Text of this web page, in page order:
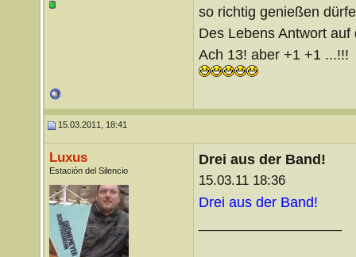
so richtig genießen
Des Lebens Antwort
Ach 13! aber +1 +1 ...!!!
15.03.2011, 18:41
Luxus
Estación del Silencio
Drei aus der Band!
15.03.11 18:36
Drei aus der Band!